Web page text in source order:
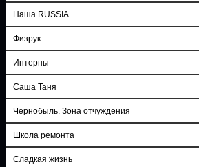
Наша RUSSIA
Физрук
Интерны
Саша Таня
Чернобыль. Зона отчуждения
Школа ремонта
Сладкая жизнь